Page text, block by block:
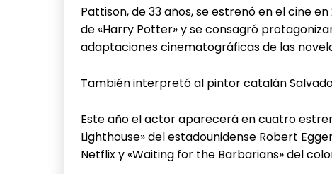
Pattison, de 33 años, se estrenó en el cine
de «Harry Potter» y se consagró
adaptaciones cinematográficas de las
También interpretó al pintor catalán
Este año el actor aparecerá en cuatro
Lighthouse» del estadounidense Robert
Netflix y «Waiting for the Barbarians» del